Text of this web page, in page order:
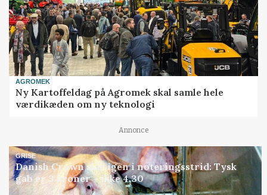
AGROMEK
Ny Kartoffeldag på Agromek skal samle hele
værdikæden om ny teknologi
Annonce
GRISE
Danish Crown slår igen i noteringsstrid: Tysk
gab er 3 kroner – ikke 4,30